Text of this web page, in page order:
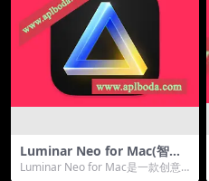
Luminar Neo for Mac(智能
创意照片编辑软件)v1.24.2最
Luminar Neo for Mac是一款创意